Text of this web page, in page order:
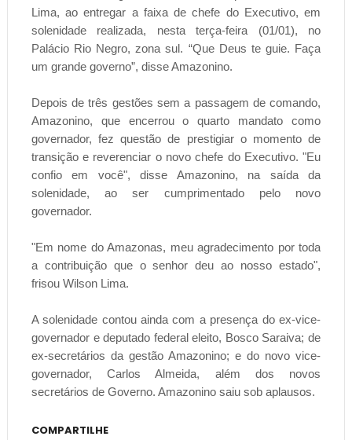
Lima, ao entregar a faixa de chefe do Executivo, em
solenidade realizada, nesta terça-feira (01/01), no
Palácio Rio Negro, zona sul. “Que Deus te guie. Faça
um grande governo”, disse Amazonino.
Depois de três gestões sem a passagem de comando,
Amazonino, que encerrou o quarto mandato como
governador, fez questão de prestigiar o momento de
transição e reverenciar o novo chefe do Executivo. "Eu
confio em você", disse Amazonino, na saída da
solenidade, ao ser cumprimentado pelo novo
governador.
"Em nome do Amazonas, meu agradecimento por toda
a contribuição que o senhor deu ao nosso estado",
frisou Wilson Lima.
A solenidade contou ainda com a presença do ex-vice-
governador e deputado federal eleito, Bosco Saraiva; de
ex-secretários da gestão Amazonino; e do novo vice-
governador, Carlos Almeida, além dos novos
secretários de Governo. Amazonino saiu sob aplausos.
COMPARTILHE